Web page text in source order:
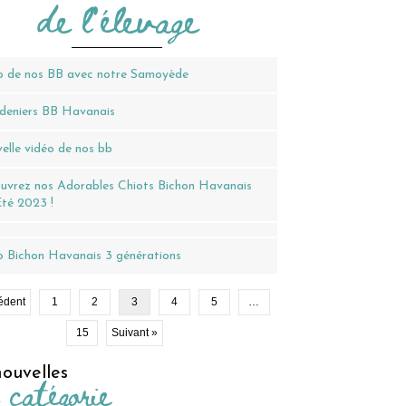
de l'élevage
de nos BB avec notre Samoyède
BB Havanais
vidéo de nos bb
nos Adorables Chiots Bichon Havanais
2023 !
Bichon Havanais 3 générations
1 2 3 4 5 …
15 Suivant »